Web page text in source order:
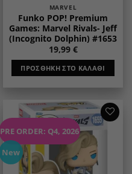
MARVEL
Funko POP! Premium
Games: Marvel Rivals- Jeff
(Incognito Dolphin) #1653
19,99 €
ΠΡΟΣΘΉΚΗ ΣΤΟ ΚΑΛΆΘΙ
PRE ORDER: Q4, 2026
New
Add to
wishlist